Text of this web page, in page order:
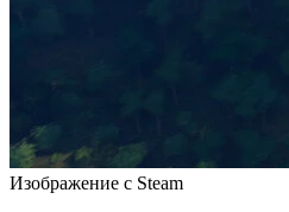
Изображение с Steam